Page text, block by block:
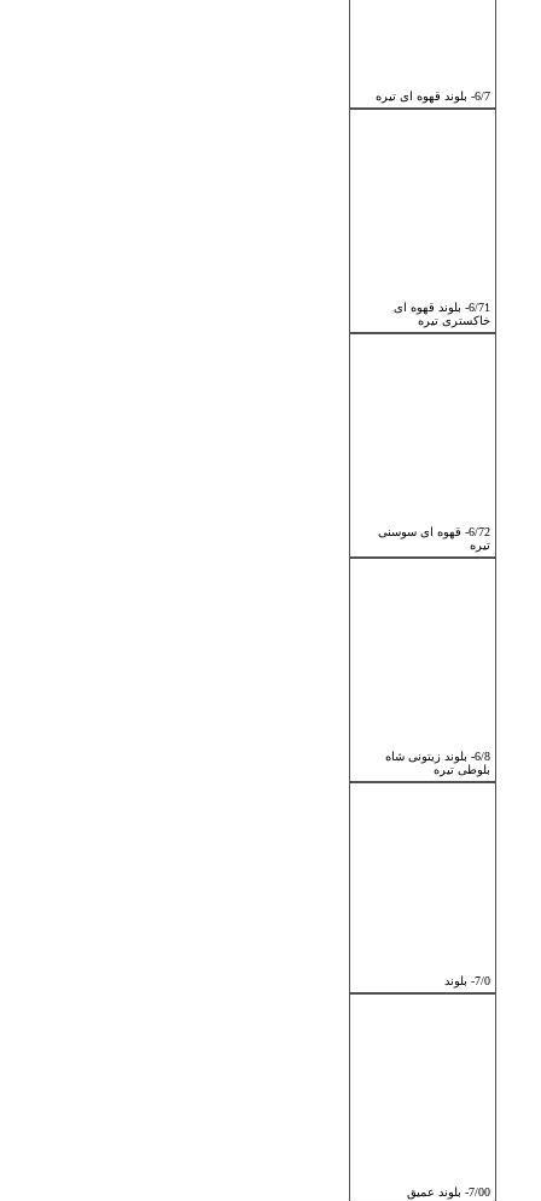
6/7- بلوند قهوه ای تیره
6/71- بلوند قهوه ای
خاکستری تیره
6/72- قهوه ای سوسنی
تیره
6/8- بلوند زیتونی شاه
بلوطی تیره
7/0- بلوند
7/00- بلوند عمیق